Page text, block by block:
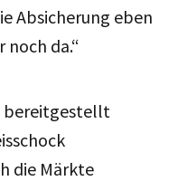
Absicherung eben
da.“
bereitgestellt
die Märkte